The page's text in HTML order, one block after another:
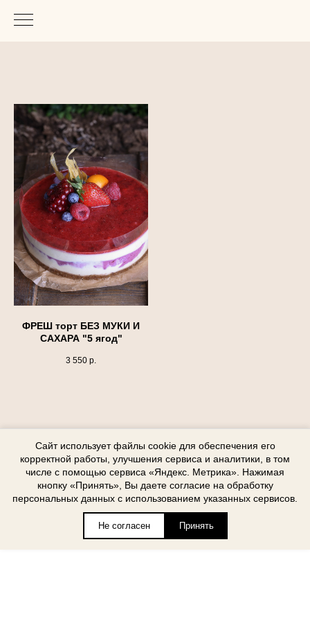
ФРЕШ торт БЕЗ МУКИ И
САХАРА "5 ягод"
3 550 р.
Сайт использует файлы cookie для обеспечения его
корректной работы, улучшения сервиса и аналитики, в том
числе с помощью сервиса «Яндекс. Метрика». Нажимая
кнопку «Принять», Вы даете согласие на обработку
персональных данных с использованием указанных сервисов.
Не согласен Принять